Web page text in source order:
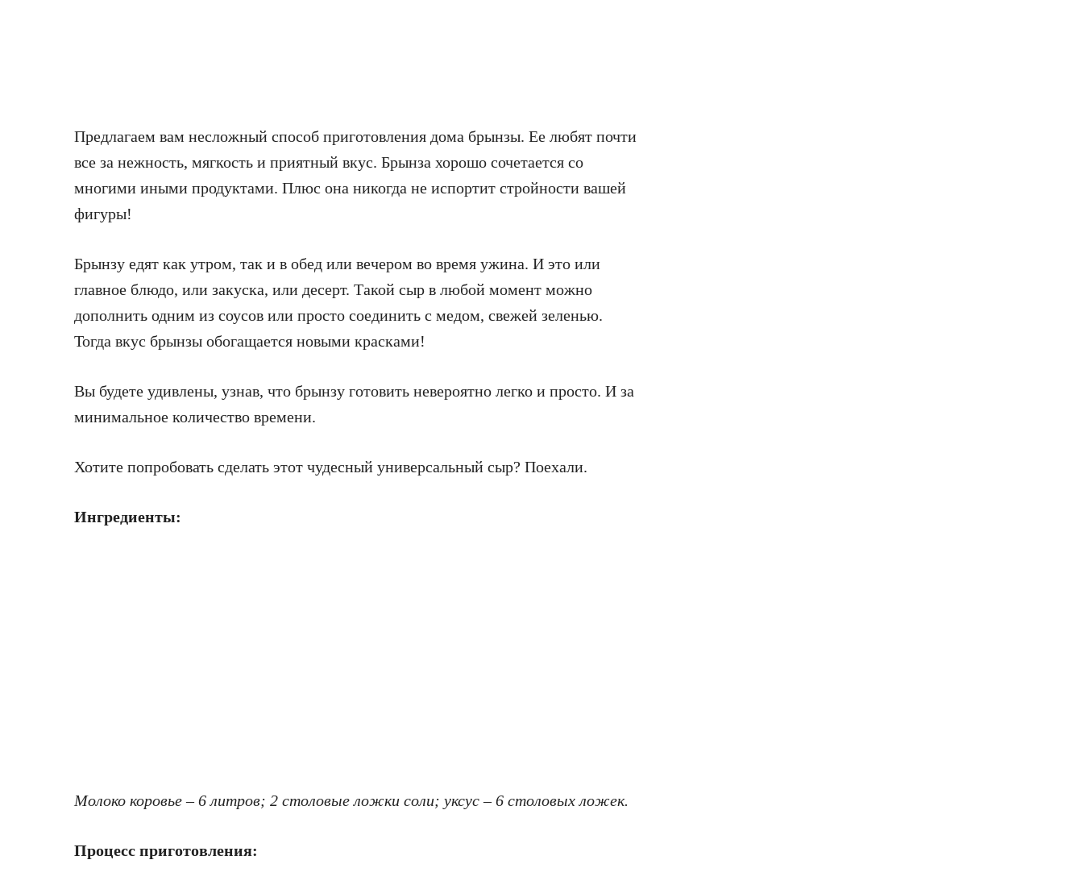
Предлагаем вам несложный способ приготовления дома брынзы. Ее любят почти
все за нежность, мягкость и приятный вкус. Брынза хорошо сочетается со
многими иными продуктами. Плюс она никогда не испортит стройности вашей
фигуры!
Брынзу едят как утром, так и в обед или вечером во время ужина. И это или
главное блюдо, или закуска, или десерт. Такой сыр в любой момент можно
дополнить одним из соусов или просто соединить с медом, свежей зеленью.
Тогда вкус брынзы обогащается новыми красками!
Вы будете удивлены, узнав, что брынзу готовить невероятно легко и просто. И за
минимальное количество времени.
Хотите попробовать сделать этот чудесный универсальный сыр? Поехали.
Ингредиенты:
Молоко коровье – 6 литров; 2 столовые ложки соли; уксус – 6 столовых ложек.
Процесс приготовления: